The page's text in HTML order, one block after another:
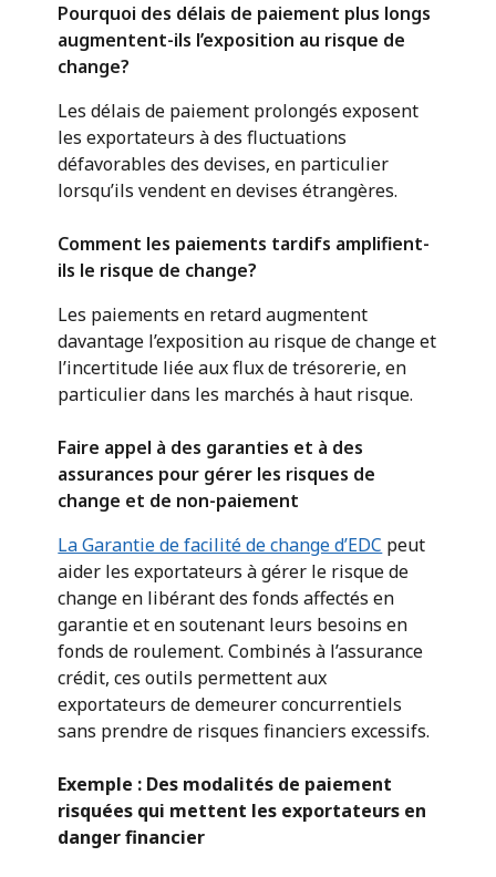
Pourquoi des délais de paiement plus longs
augmentent-ils l’exposition au risque de
change?
Les délais de paiement prolongés exposent
les exportateurs à des fluctuations
défavorables des devises, en particulier
lorsqu’ils vendent en devises étrangères.
Comment les paiements tardifs amplifient-
ils le risque de change?
Les paiements en retard augmentent
davantage l’exposition au risque de change et
l’incertitude liée aux flux de trésorerie, en
particulier dans les marchés à haut risque.
Faire appel à des garanties et à des
assurances pour gérer les risques de
change et de non-paiement
La Garantie de facilité de change d’EDC peut
aider les exportateurs à gérer le risque de
change en libérant des fonds affectés en
garantie et en soutenant leurs besoins en
fonds de roulement. Combinés à l’assurance
crédit, ces outils permettent aux
exportateurs de demeurer concurrentiels
sans prendre de risques financiers excessifs.
Exemple : Des modalités de paiement
risquées qui mettent les exportateurs en
danger financier